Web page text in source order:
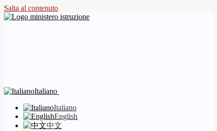
Salta al contenuto
Italiano
Italiano
English
中文